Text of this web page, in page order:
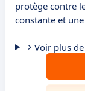
protège contre
constante et
Voir plus